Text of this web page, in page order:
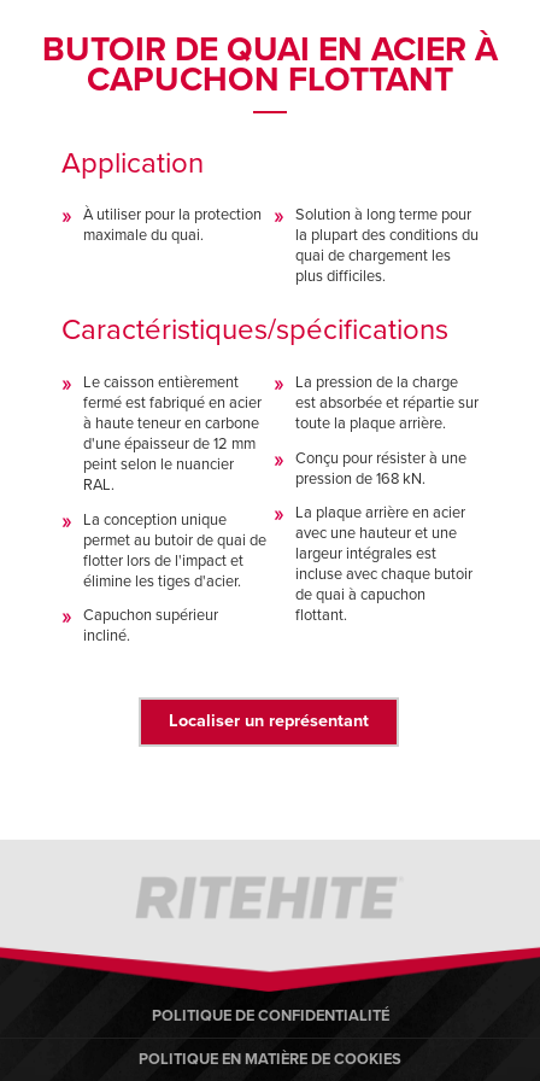
Italiano
ASIA PACIFIC
English
MIDDLE EAST/AFRICA
English
Italiano
ASIA PACIFIC
English
MIDDLE EAST/AFRICA
English
+33 (0) 1 30 07 12 37
BUTOIR DE QUAI EN ACIER À
CAPUCHON FLOTTANT
Application
À utiliser pour la protection
maximale du quai.
Solution à long terme pour
la plupart des conditions du
quai de chargement les
plus difficiles.
Caractéristiques/spécifications
Le caisson entièrement
fermé est fabriqué en acier
à haute teneur en carbone
d'une épaisseur de 12 mm
peint selon le nuancier
RAL.
La conception unique
permet au butoir de quai de
flotter lors de l'impact et
élimine les tiges d'acier.
Capuchon supérieur
incliné.
La pression de la charge
est absorbée et répartie sur
toute la plaque arrière.
Conçu pour résister à une
pression de 168 kN.
La plaque arrière en acier
avec une hauteur et une
largeur intégrales est
incluse avec chaque butoir
de quai à capuchon
flottant.
Localiser un représentant
POLITIQUE DE CONFIDENTIALITÉ
POLITIQUE EN MATIÈRE DE COOKIES